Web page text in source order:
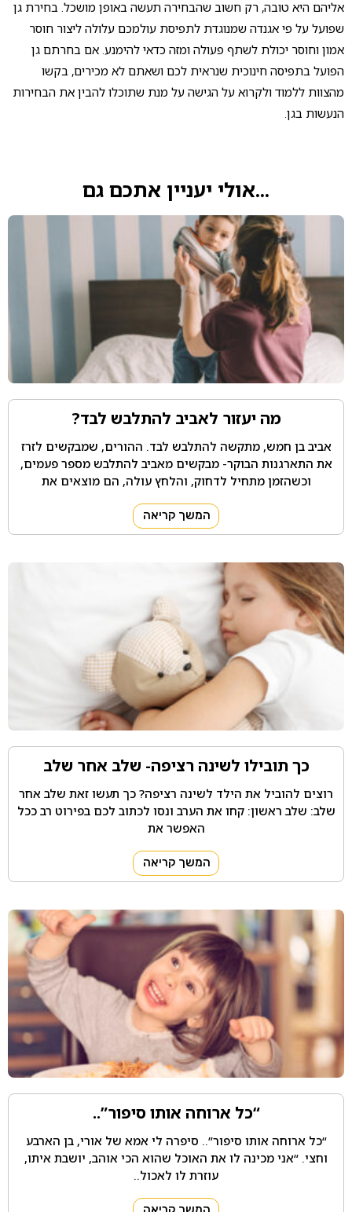
אליהם היא טובה, רק חשוב שהבחירה תעשה באופן מושכל. בחירת גן
שפועל על פי אגנדה שמנוגדת לתפיסת עולמכם עלולה ליצור חוסר
אמון וחוסר יכולת לשתף פעולה ומזה כדאי להימנע. אם בחרתם גן
הפועל בתפיסה חינוכית שנראית לכם ושאתם לא מכירים, בקשו
מהצוות ללמוד ולקרוא על הגישה על מנת שתוכלו להבין את הבחירות
הנעשות בגן.
...אולי יעניין אתכם גם
מה יעזור לאביב להתלבש לבד?
אביב בן חמש, מתקשה להתלבש לבד. ההורים, שמבקשים לזרז
את התארגנות הבוקר- מבקשים מאביב להתלבש מספר פעמים,
וכשהזמן מתחיל לדחוק, והלחץ עולה, הם מוצאים את
המשך קריאה
כך תובילו לשינה רציפה- שלב אחר שלב
רוצים להוביל את הילד לשינה רציפה? כך תעשו זאת שלב אחר
שלב: שלב ראשון: קחו את הערב ונסו לכתוב לכם בפירוט רב ככל
האפשר את
המשך קריאה
“כל ארוחה אותו סיפור”..
“כל ארוחה אותו סיפור”.. סיפרה לי אמא של אורי, בן הארבע
וחצי. “אני מכינה לו את האוכל שהוא הכי אוהב, יושבת איתו,
עוזרת לו לאכול..